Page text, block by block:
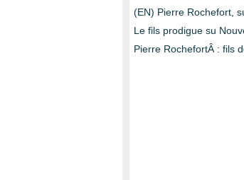
(EN) Pierre Rochefort,
Le fils prodigue su
Pierre RochefortÂ : fils